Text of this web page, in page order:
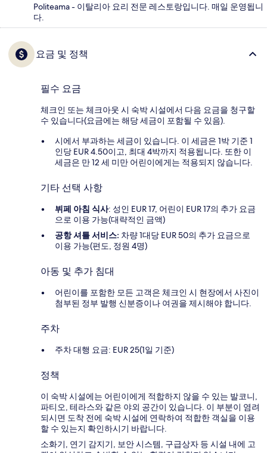
Politeama - 이탈리아 요리 전문 레스토랑입니다. 매일 운영됩니
다.
요금 및 정책
필수 요금
체크인 또는 체크아웃 시 숙박 시설에서 다음 요금을 청구할
수 있습니다(요금에는 해당 세금이 포함될 수 있음).
시에서 부과하는 세금이 있습니다. 이 세금은 1박 기준 1
인당 EUR 4.50이고, 최대 4박까지 적용됩니다. 또한 이
세금은 만 12 세 미만 어린이에게는 적용되지 않습니다.
기타 선택 사항
뷔페 아침 식사: 성인 EUR 17, 어린이 EUR 17의 추가 요금
으로 이용 가능(대략적인 금액)
공항 셔틀 서비스: 차량 1대당 EUR 50의 추가 요금으로
이용 가능(편도, 정원 4명)
아동 및 추가 침대
어린이를 포함한 모든 고객은 체크인 시 현장에서 사진이
첨부된 정부 발행 신분증이나 여권을 제시해야 합니다.
주차
주차 대행 요금: EUR 25(1일 기준)
정책
이 숙박 시설에는 어린이에게 적합하지 않을 수 있는 발코니,
파티오, 테라스와 같은 야외 공간이 있습니다. 이 부분이 염려
되시면 도착 전에 숙박 시설에 연락하여 적합한 객실을 이용
할 수 있는지 확인하시기 바랍니다.
소화기, 연기 감지기, 보안 시스템, 구급상자 등 시설 내에 고